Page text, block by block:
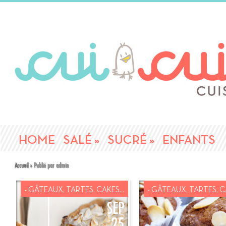
HOME SALÉ » SUCRÉ » ENFANTS
Accueil»Publié par admin
- GÂTEAUX, TARTES, CAKES...
SEP
- GÂTEAUX, TARTES,